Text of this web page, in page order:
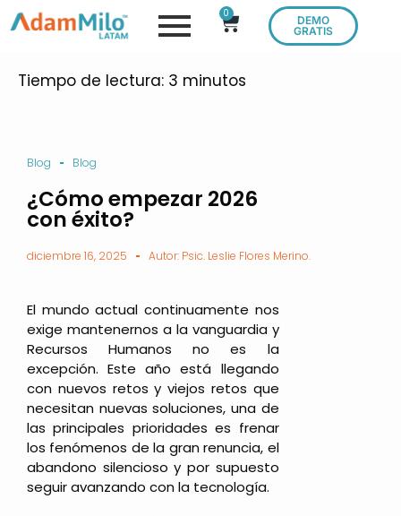
0
DEMO
GRATIS
Tiempo de lectura: 3 minutos
Blog Blog
¿Cómo empezar 2026
con éxito?
diciembre 16, 2025 Autor: Psic. Leslie Flores Merino.
El mundo actual continuamente nos
exige mantenernos a la vanguardia y
Recursos Humanos no es la
excepción. Este año está llegando
con nuevos retos y viejos retos que
necesitan nuevas soluciones, una de
las principales prioridades es frenar
los fenómenos de la gran renuncia, el
abandono silencioso y por supuesto
seguir avanzando con la tecnología.